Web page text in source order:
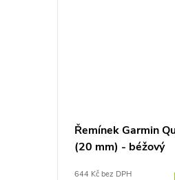
Řemínek Garmin
(20 mm) - béžový
644 Kč bez DPH